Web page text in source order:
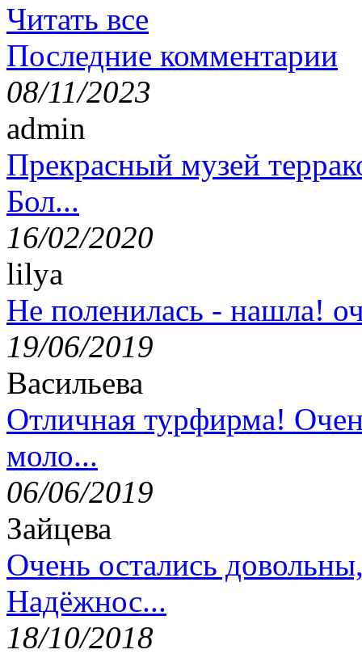
Читать все
Последние комментарии
08/11/2023
admin
Прекрасный музей
Бол...
16/02/2020
lilya
Не поленилась - нашла!
19/06/2019
Васильева
Отличная турфирма!
моло...
06/06/2019
Зайцева
Очень остались
Надёжнос...
18/10/2018